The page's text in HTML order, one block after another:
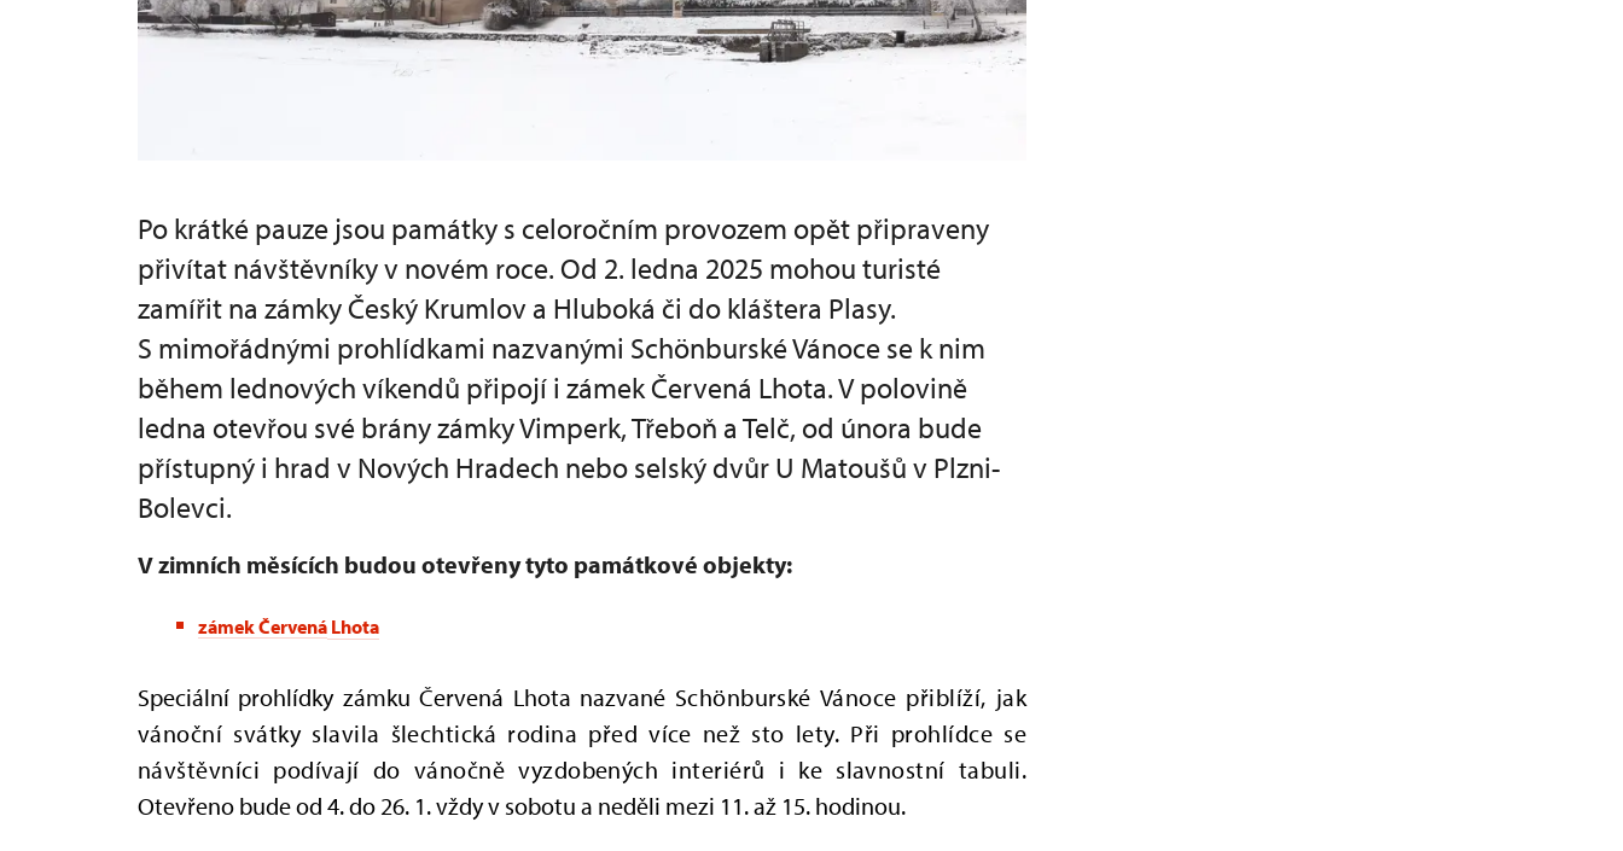
Po krátké pauze jsou památky s celoročním provozem opět připraveny
přivítat návštěvníky v novém roce. Od 2. ledna 2025 mohou turisté
zamířit na zámky Český Krumlov a Hluboká či do kláštera Plasy.
S mimořádnými prohlídkami nazvanými Schönburské Vánoce se k nim
během lednových víkendů připojí i zámek Červená Lhota. V polovině
ledna otevřou své brány zámky Vimperk, Třeboň a Telč, od února bude
přístupný i hrad v Nových Hradech nebo selský dvůr U Matoušů v Plzni-
Bolevci.
V zimních měsících budou otevřeny tyto památkové objekty:
zámek Červená Lhota
Speciální prohlídky zámku Červená Lhota nazvané Schönburské Vánoce přiblíží, jak
vánoční svátky slavila šlechtická rodina před více než sto lety. Při prohlídce se
návštěvníci podívají do vánočně vyzdobených interiérů i ke slavnostní tabuli.
Otevřeno bude od 4. do 26. 1. vždy v sobotu a neděli mezi 11. až 15. hodinou.